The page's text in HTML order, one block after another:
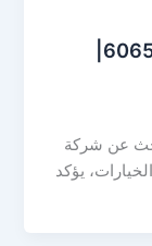
عن شركة
يؤكد